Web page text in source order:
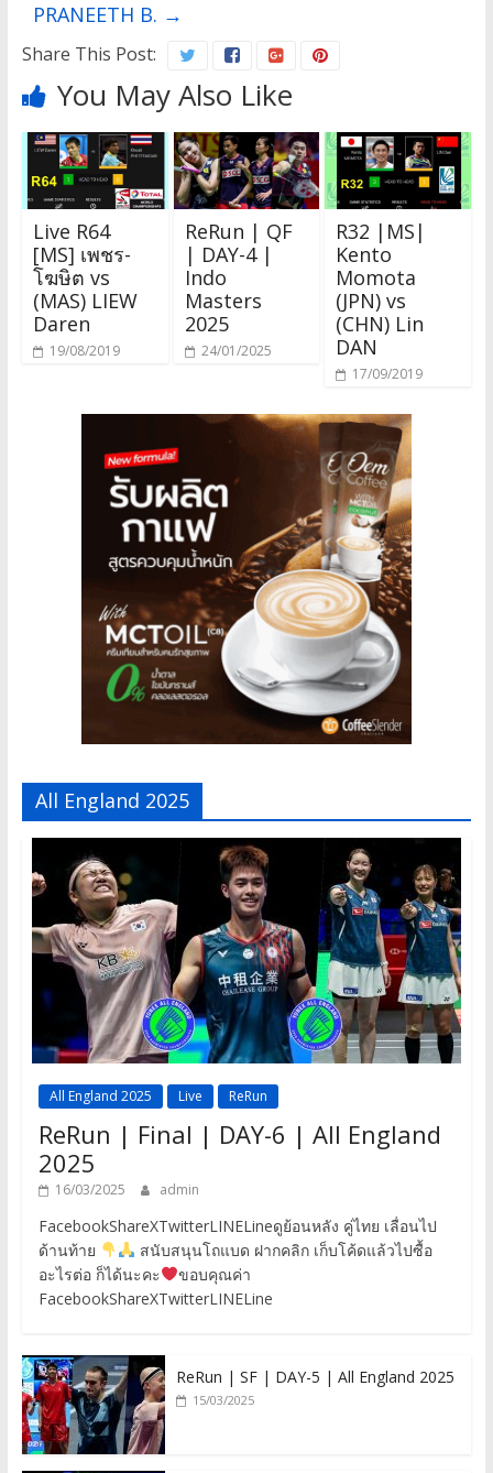
PRANEETH B. →
Share This Post:
You May Also Like
Live R64
[MS] เพชร-
โฆษิต vs
(MAS) LIEW
Daren
19/08/2019
ReRun | QF
| DAY-4 |
Indo
Masters
2025
24/01/2025
R32 |MS|
Kento
Momota
(JPN) vs
(CHN) Lin
DAN
17/09/2019
All England 2025
All England 2025 Live ReRun
ReRun | Final | DAY-6 | All England
2025
16/03/2025 admin
FacebookShareXTwitterLINELineดูย้อนหลัง คู่ไทย เลื่อนไป
ด้านท้าย
สนับสนุนโถแบด ฝากคลิก เก็บโค้ดแล้วไปซื้อ
อะไรต่อ ก็ได้นะคะ
ขอบคุณค่า
FacebookShareXTwitterLINELine
ReRun | SF | DAY-5 | All England 2025
15/03/2025